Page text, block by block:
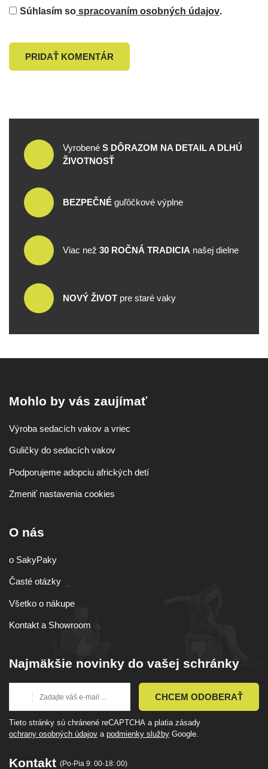
Súhlasím so spracovaním osobných údajov.
PRIDAŤ KOMENTÁR
Vyrobené S DÔRAZOM NA DETAIL A DLHÚ
ŽIVOTNOSŤ
BEZPEČNÉ guľôčkové výplne
Viac než 30 ROČNÁ TRADICIA našej dielne
NOVÝ ŽIVOT pre staré vaky
Mohlo by vás zaujímať
Výroba sedacích vakov a vriec
Guličky do sedacích vakov
Podporujeme adopciu afrických detí
Zmeniť nastavenia cookies
O nás
o SakyPaky
Časté otázky
Všetko o nákupe
Kontakt a Showroom
Najmäkšie novinky do vašej schránky
CHCEM ODOBERAŤ
Tieto stránky sú chránené reCAPTCHA a platia zásady
ochrany osobných údajov a podmienky služby Google.
Kontakt (Po-Pia 9: 00-18: 00)